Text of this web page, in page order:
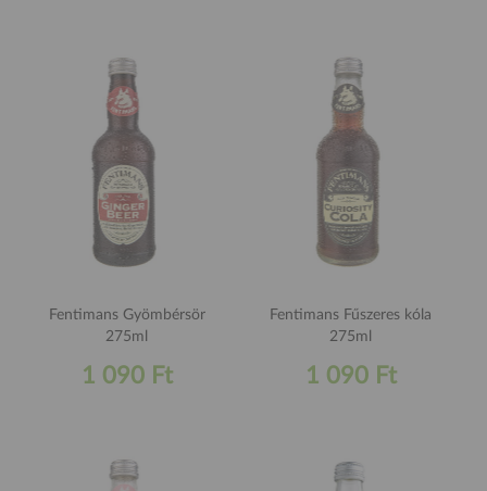
Fentimans Gyömbérsör
275ml
1 090 Ft
Fentimans Fűszeres kóla
275ml
1 090 Ft